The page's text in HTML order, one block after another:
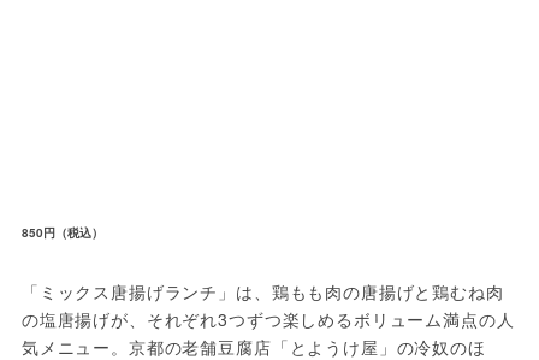
850円（税込）
「ミックス唐揚げランチ」は、鶏もも肉の唐揚げと鶏むね肉
の塩唐揚げが、それぞれ3つずつ楽しめるボリューム満点の人
気メニュー。京都の老舗豆腐店「とようけ屋」の冷奴のほ